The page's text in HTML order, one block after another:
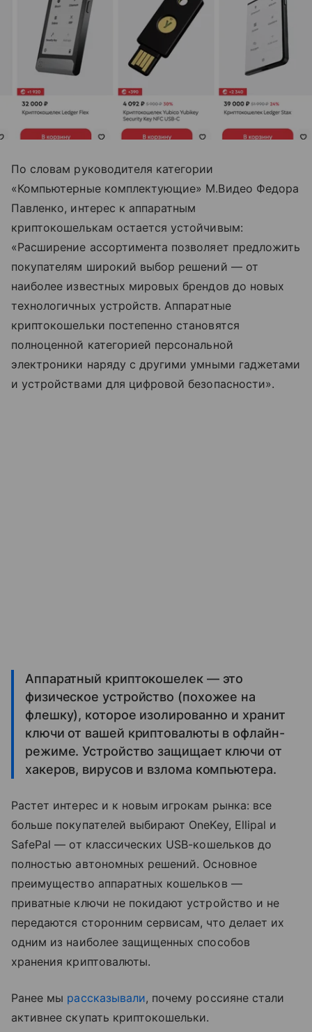
По словам руководителя категории
«Компьютерные комплектующие» М.Видео Федора
Павленко, интерес к аппаратным
криптокошелькам остается устойчивым:
«Расширение ассортимента позволяет предложить
покупателям широкий выбор решений — от
наиболее известных мировых брендов до новых
технологичных устройств. Аппаратные
криптокошельки постепенно становятся
полноценной категорией персональной
электроники наряду с другими умными гаджетами
и устройствами для цифровой безопасности».
Аппаратный криптокошелек — это
физическое устройство (похожее на
флешку), которое изолированно и хранит
ключи от вашей криптовалюты в офлайн-
режиме. Устройство защищает ключи от
хакеров, вирусов и взлома компьютера.
Растет интерес и к новым игрокам рынка: все
больше покупателей выбирают OneKey, Ellipal и
SafePal — от классических USB-кошельков до
полностью автономных решений. Основное
преимущество аппаратных кошельков —
приватные ключи не покидают устройство и не
передаются сторонним сервисам, что делает их
одним из наиболее защищенных способов
хранения криптовалюты.
Ранее мы рассказывали, почему россияне стали
активнее скупать криптокошельки.